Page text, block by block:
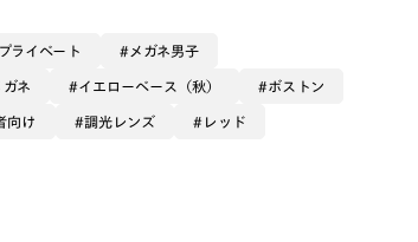
プライベート メガネ男子
ネ イエローベース（秋） ボストン
向け 調光レンズ レッド